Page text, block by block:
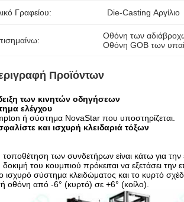
Γραφείου: Die-Casting Αργίλιο
Οθόνη των
Οθόνη GOB των
Προϊόντων
των κινητών οδηγήσεων
ελέγχου
ή σύστημα NovaStar που υποστηρίζεται.
και ισχυρή κλειδαριά τόξων
των συνδετήρων είναι κάτω για
του κουμπιού πρόκειται να εξετάσει την
ισχυρό σύστημα κλειδώματος και το κυρτό
οθόνη από -6° (κυρτό) σε +6° (κοίλο).